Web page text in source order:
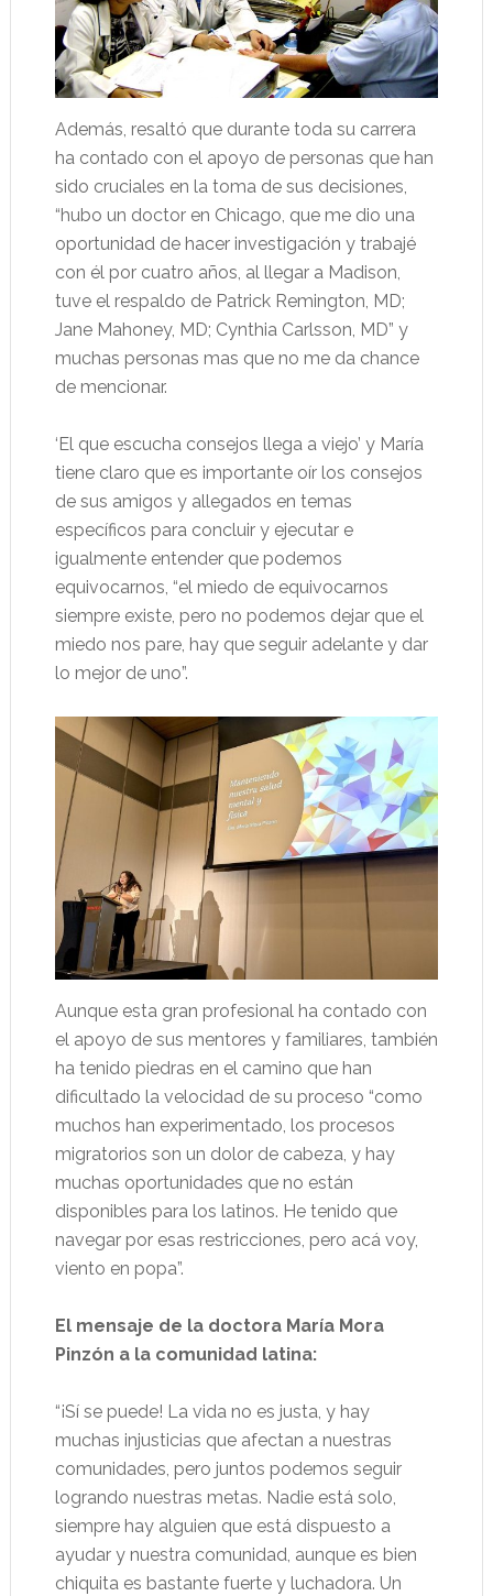
Además, resaltó que durante toda su carrera
ha contado con el apoyo de personas que han
sido cruciales en la toma de sus decisiones,
“hubo un doctor en Chicago, que me dio una
oportunidad de hacer investigación y trabajé
con él por cuatro años, al llegar a Madison,
tuve el respaldo de Patrick Remington, MD;
Jane Mahoney, MD; Cynthia Carlsson, MD” y
muchas personas mas que no me da chance
de mencionar.
‘El que escucha consejos llega a viejo’ y María
tiene claro que es importante oír los consejos
de sus amigos y allegados en temas
específicos para concluir y ejecutar e
igualmente entender que podemos
equivocarnos, “el miedo de equivocarnos
siempre existe, pero no podemos dejar que el
miedo nos pare, hay que seguir adelante y dar
lo mejor de uno”.
Aunque esta gran profesional ha contado con
el apoyo de sus mentores y familiares, también
ha tenido piedras en el camino que han
dificultado la velocidad de su proceso “como
muchos han experimentado, los procesos
migratorios son un dolor de cabeza, y hay
muchas oportunidades que no están
disponibles para los latinos. He tenido que
navegar por esas restricciones, pero acá voy,
viento en popa”.
El mensaje de la doctora María Mora
Pinzón a la comunidad latina:
“¡Sí se puede! La vida no es justa, y hay
muchas injusticias que afectan a nuestras
comunidades, pero juntos podemos seguir
logrando nuestras metas. Nadie está solo,
siempre hay alguien que está dispuesto a
ayudar y nuestra comunidad, aunque es bien
chiquita es bastante fuerte y luchadora. Un